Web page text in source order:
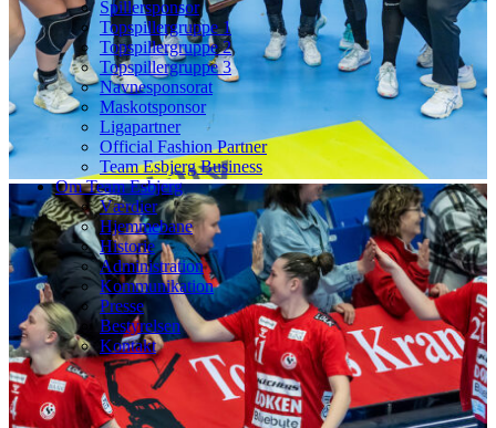
Spillersponsor
Topspillergruppe 1
Topspillergruppe 2
Topspillergruppe 3
Navnesponsorat
Maskotsponsor
Ligapartner
Official Fashion Partner
Team Esbjerg Business
Om Team Esbjerg
Værdier
Hjemmebane
Historie
Administration
Kommunikation
Presse
Bestyrelsen
Kontakt